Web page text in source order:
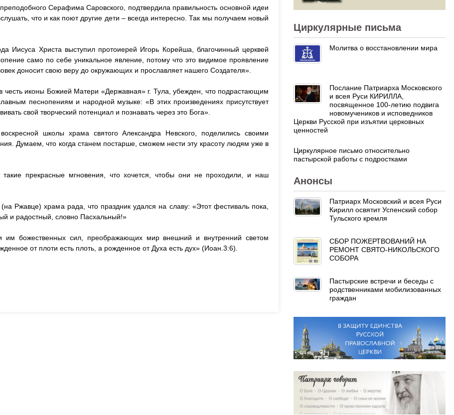
Серафима Саровского, подтвердила правильность основной идеи
что и как поют другие дети – всегда интересно. Так мы получаем новый
Иисуса Христа выступил протоиерей Игорь Корейша, благочинный церквей
само по себе уникальное явление, потому что это видимое проявление
доносит свою веру до окружающих и прославляет нашего Создателя».
честь иконы Божией Матери «Державная» г. Тула, убежден, что подрастающим
песнопениям и народной музыке: «В этих произведениях присутствует
свой творческий потенциал и познавать через это Бога».
школы храма святого Александра Невского, поделились своими
Думаем, что когда станем постарше, сможем нести эту красоту людям уже в
прекрасные мгновения, что хочется, чтобы они не проходили, и наш
Ржавце) храма рада, что праздник удался на славу: «Этот фестиваль пока,
и радостный, словно Пасхальный!»
им божественных сил, преображающих мир внешний и внутренний светом
от плоти есть плоть, а рожденное от Духа есть дух» (Иоан.3:6).
Циркулярные письма
Молитва о восстановлении мира
Послание Патриарха Московского
и всея Руси КИРИЛЛА,
посвященное 100-летию подвига
новомучеников и исповедников
Церкви Русской при изъятии церковных
ценностей
Циркулярное письмо относительно
пастырской работы с подростками
Анонсы
Патриарх Московский и всея Руси
Кирилл освятит Успенский собор
Тульского кремля
СБОР ПОЖЕРТВОВАНИЙ НА
РЕМОНТ СВЯТО-НИКОЛЬСКОГО
СОБОРА
Пастырские встречи и беседы с
родственниками мобилизованных
граждан